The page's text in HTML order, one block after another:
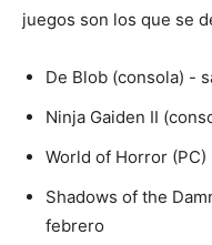
juegos son los que se
De Blob (consola) -
Ninja Gaiden II
World of Horror
Shadows of the
febrero